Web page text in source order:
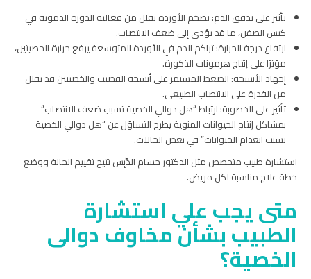
تأثير على تدفق الدم: تضخم الأوردة يقلل من فعالية الدورة الدموية في
كيس الصفن، ما قد يؤدي إلى ضعف الانتصاب.
ارتفاع درجة الحرارة: تراكم الدم في الأوردة المتوسعة يرفع حرارة الخصيتين،
مؤثرًا على إنتاج هرمونات الذكورة.
إجهاد الأنسجة: الضغط المستمر على أنسجة القضيب والخصيتين قد يقلل
من القدرة على الانتصاب الطبيعي.
تأثير على الخصوبة: ارتباط “هل دوالي الخصية تسبب ضعف الانتصاب”
بمشاكل إنتاج الحيوانات المنوية يطرح التساؤل عن “هل دوالي الخصية
تسبب انعدام الحيوانات” في بعض الحالات.
استشارة طبيب متخصص مثل الدكتور حسام الدِّبِس تتيح تقييم الحالة ووضع
خطة علاج مناسبة لكل مريض.
متى يجب علي استشارة
الطبيب بشأن مخاوف دوالى
الخصية؟